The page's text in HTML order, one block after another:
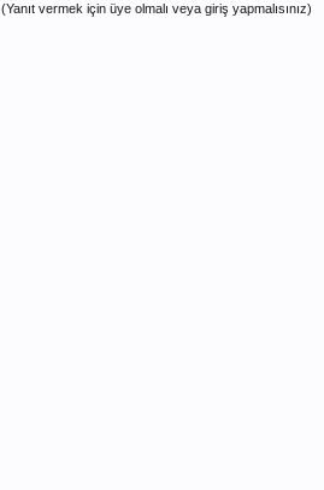
(Yanıt vermek için üye olmalı veya giriş yapmalısınız)